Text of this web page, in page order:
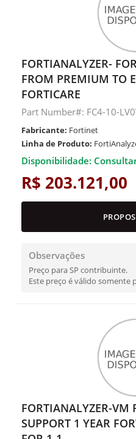
FORTIANALYZER-
FROM PREMIUM TO
FORTICARE
Part Number#: FC4-10-
Fabricante: Fortinet
Linha de Produto:
Disponibilidade:
R$ 203.121,00
Observações
Preço para SP contribuinte.
Este preço é válido somente
FORTIANALYZER-VM
SUPPORT 1 YEAR